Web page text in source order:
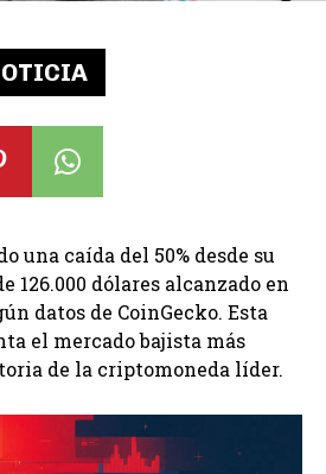
una caída del 50% desde su
126.000 dólares alcanzado en
datos de CoinGecko. Esta
el mercado bajista más
de la criptomoneda líder.